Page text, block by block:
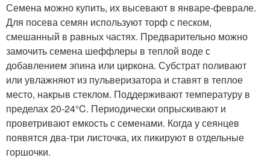
Семена можно купить, их высевают в январе-феврале.
Для посева семян используют торф с песком,
смешанный в равных частях. Предварительно можно
замочить семена шеффлеры в теплой воде с
добавлением эпина или циркона. Субстрат поливают
или увлажняют из пульверизатора и ставят в теплое
место, накрыв стеклом. Поддерживают температуру в
пределах 20-24°C. Периодически опрыскивают и
проветривают емкость с семенами. Когда у сеянцев
появятся два-три листочка, их пикируют в отдельные
горшочки.